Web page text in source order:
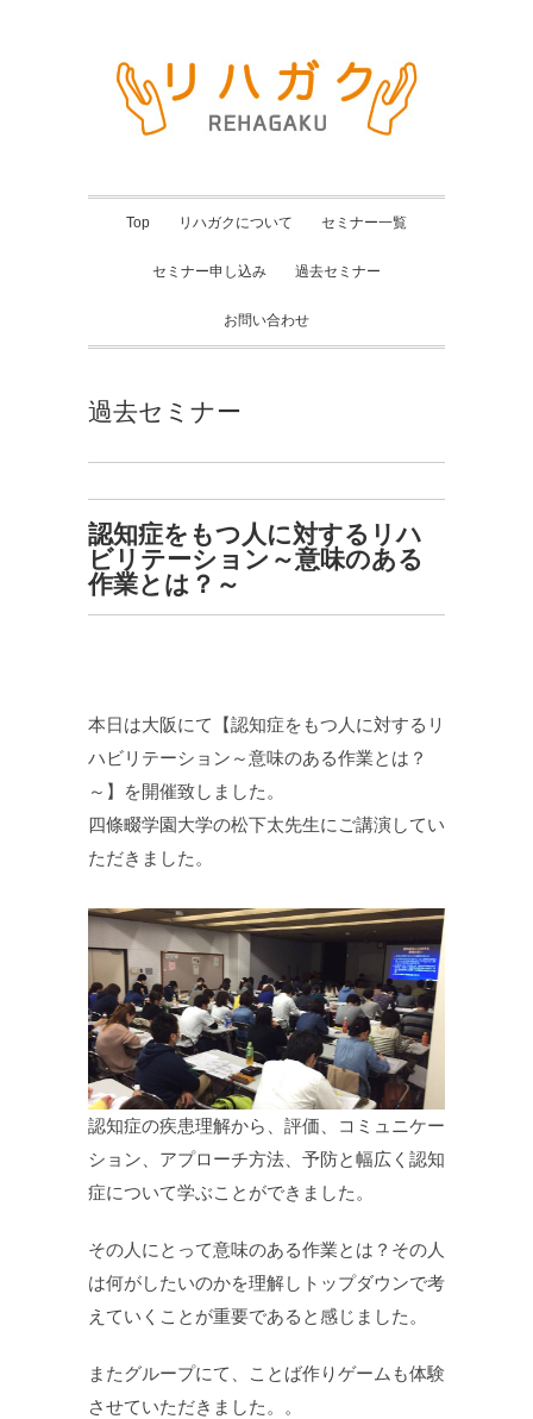
Top リハガクについて セミナー一覧
セミナー申し込み 過去セミナー
お問い合わせ
過去セミナー
認知症をもつ人に対するリハ
ビリテーション～意味のある
作業とは？～
本日は大阪にて【認知症をもつ人に対するリ
ハビリテーション～意味のある作業とは？
～】を開催致しました。
四條畷学園大学の松下太先生にご講演してい
ただきました。
認知症の疾患理解から、評価、コミュニケー
ション、アプローチ方法、予防と幅広く認知
症について学ぶことができました。
その人にとって意味のある作業とは？その人
は何がしたいのかを理解しトップダウンで考
えていくことが重要であると感じました。
またグループにて、ことば作りゲームも体験
させていただきました。。